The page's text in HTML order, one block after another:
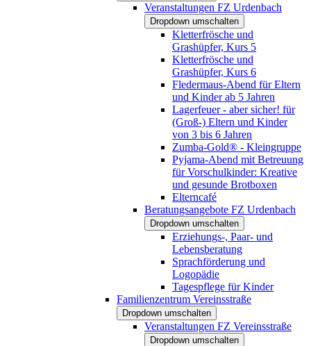
Veranstaltungen FZ Urdenbach
Dropdown umschalten
Kletterfrösche und
Grashüpfer, Kurs 5
Kletterfrösche und
Grashüpfer, Kurs 6
Fledermaus-Abend für Eltern
und Kinder ab 5 Jahren
Lagerfeuer - aber sicher! für
(Groß-) Eltern und Kinder
von 3 bis 6 Jahren
Zumba-Gold® - Kleingruppe
Pyjama-Abend mit Betreuung
für Vorschulkinder: Kreative
und gesunde Brotboxen
Elterncafé
Beratungsangebote FZ Urdenbach
Dropdown umschalten
Erziehungs-, Paar- und
Lebensberatung
Sprachförderung und
Logopädie
Tagespflege für Kinder
Familienzentrum Vereinsstraße
Dropdown umschalten
Veranstaltungen FZ Vereinsstraße
Dropdown umschalten